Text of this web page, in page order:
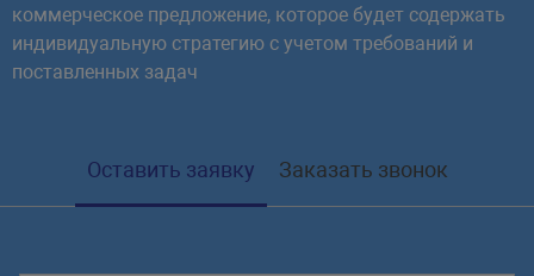
коммерческое предложение, которое будет содержать
индивидуальную стратегию с учетом требований и
поставленных задач
Оставить заявку Заказать звонок